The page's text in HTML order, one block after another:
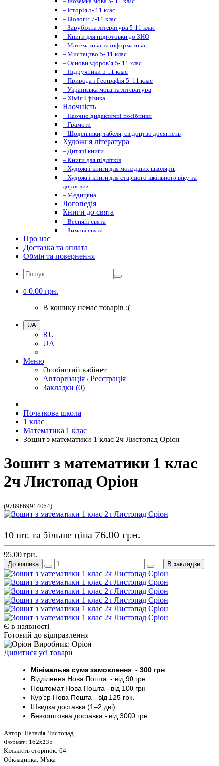
– Історія 5- 11 клас
– Біологія 7-11 клас
– Зарубіжна література 5-11 клас
– Книги для підготовки до ЗНО
– Математика та інформатика
– Мистецтво 5- 11 клас
– Основи здоров’я 5- 11 клас
– Підручники 5-11 клас
– Природа і Географія 5- 11 клас
– Українська мова та література
– Хімія і фізика
Наочність
– Наочно-дидактичні посібники
– Грамоти
– Щоденники, табеля, свідоцтво досягнень
Художня література
– Дитячі книги
– Книги для підлітків
– Художні книги для молодших школярів
– Художні книги для старшого шкільного віку та
дорослих
– Медицина
Логопедія
Книги до свята
– Весняні свята
– Зимові свята
Про нас
Доставка та оплата
Обмін та повернення
0 0.00 грн.
В кошику немає товарів :(
UA
RU
UA
Меню
Особистий кабінет
Авторизація / Реєстрація
Закладки (0)
Початкова школа
1 клас
Математика 1 клас
Зошит з математики 1 клас 2ч Листопад Оріон
Зошит з математики 1 клас
2ч Листопад Оріон
(9789669914064)
Є в наявності
Готовий до відправлення
Виробник: Оріон
Дивитися усі товари
Мінімальна сума замовлення - 300 грн
Відділення Нова Пошта - від 90 грн
ПоштоматНова Пошта - від 100 грн
Кур’єр Нова Пошта - від 125 грн.
Швидка доставка (1–2 дні)
Безкоштовна доставка - від 3000 грн
Автор: Наталія Листопад
Формат: 162х235
Кількість сторінок: 64
Обкладинка: М'яка
10 шт. та більше ціна 76.00 грн.
95.00 грн.
До кошика В закладки